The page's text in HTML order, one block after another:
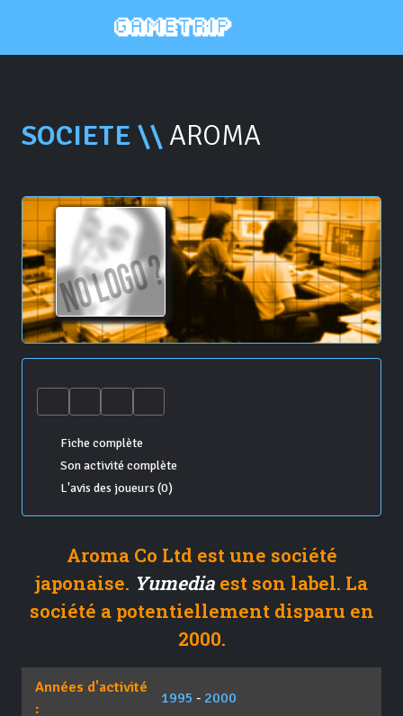
SOCIETE \\ AROMA
Fiche complète
Son activité complète
L'avis des joueurs (0)
Aroma Co Ltd est une société
japonaise. Yumedia est son label. La
société a potentiellement disparu en
2000.
Années d'activité
:
1995 - 2000